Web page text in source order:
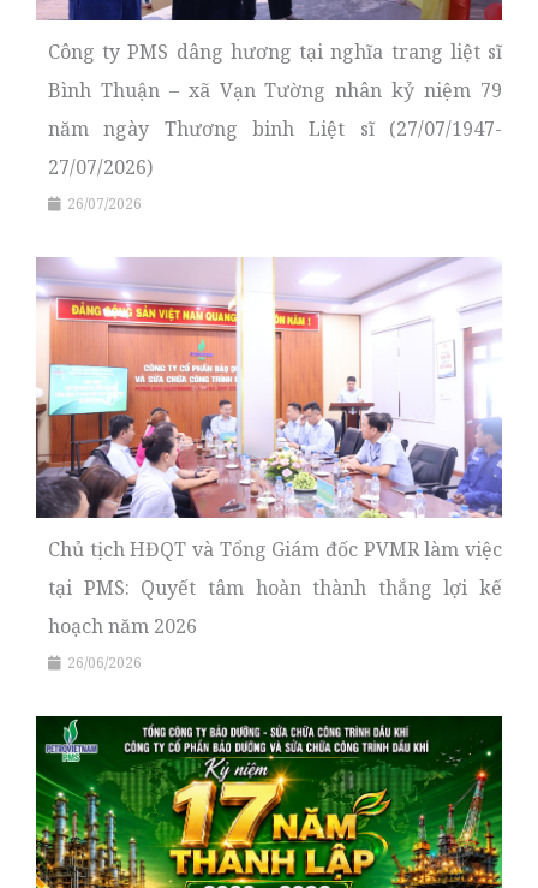
Công ty PMS dâng hương tại nghĩa trang liệt sĩ
Bình Thuận – xã Vạn Tường nhân kỷ niệm 79
năm ngày Thương binh Liệt sĩ (27/07/1947-
27/07/2026)
26/07/2026
Chủ tịch HĐQT và Tổng Giám đốc PVMR làm việc
tại PMS: Quyết tâm hoàn thành thắng lợi kế
hoạch năm 2026
26/06/2026